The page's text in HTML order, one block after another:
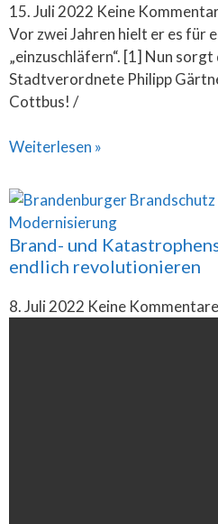
15. Juli 2022 Keine
Vor zwei Jahren hielt er es für
„einzuschläfern“. [1] Nun
Stadtverordnete Philipp
Cottbus! /
Weiterlesen »
Brand- und
endlich revolutionieren
8. Juli 2022 Keine Kommentare